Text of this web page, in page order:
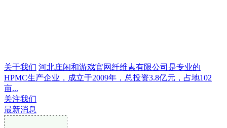
关于我们 河北庄闲和游戏官网纤维素有限公司是专业的
HPMC生产企业，成立于2009年，总投资3.8亿元，占地102
亩...
关注我们
最新消息